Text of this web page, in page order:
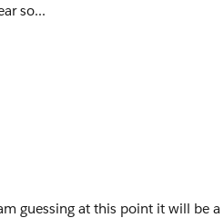
so...
guessing at this point it will be a